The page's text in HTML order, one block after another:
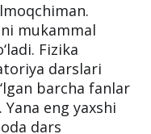
mukammal
Fizika
darslari
barcha fanlar
eng yaxshi
dars